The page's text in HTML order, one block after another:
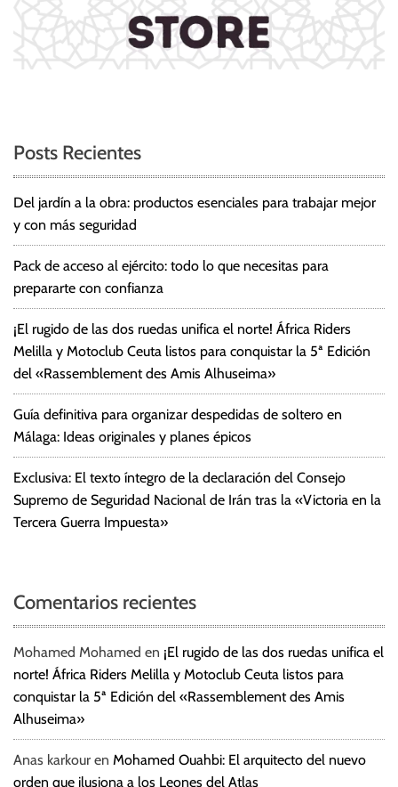
Posts Recientes
Del jardín a la obra: productos esenciales para trabajar mejor
y con más seguridad
Pack de acceso al ejército: todo lo que necesitas para
prepararte con confianza
¡El rugido de las dos ruedas unifica el norte! África Riders
Melilla y Motoclub Ceuta listos para conquistar la 5ª Edición
del «Rassemblement des Amis Alhuseima»
Guía definitiva para organizar despedidas de soltero en
Málaga: Ideas originales y planes épicos
Exclusiva: El texto íntegro de la declaración del Consejo
Supremo de Seguridad Nacional de Irán tras la «Victoria en la
Tercera Guerra Impuesta»
Comentarios recientes
Mohamed Mohamed en ¡El rugido de las dos ruedas unifica el
norte! África Riders Melilla y Motoclub Ceuta listos para
conquistar la 5ª Edición del «Rassemblement des Amis
Alhuseima»
Anas karkour en Mohamed Ouahbi: El arquitecto del nuevo
orden que ilusiona a los Leones del Atlas